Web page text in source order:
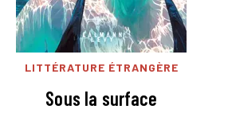
LITTÉRATURE ÉTRANGÈRE
Sous la surface